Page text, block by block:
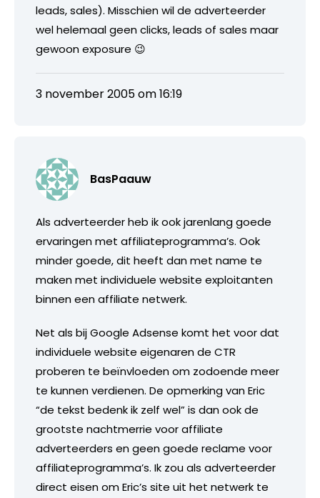
leads, sales). Misschien wil de adverteerder
wel helemaal geen clicks, leads of sales maar
gewoon exposure 😉
3 november 2005 om 16:19
BasPaauw
Als adverteerder heb ik ook jarenlang goede
ervaringen met affiliateprogramma’s. Ook
minder goede, dit heeft dan met name te
maken met individuele website exploitanten
binnen een affiliate netwerk.
Net als bij Google Adsense komt het voor dat
individuele website eigenaren de CTR
proberen te beïnvloeden om zodoende meer
te kunnen verdienen. De opmerking van Eric
“de tekst bedenk ik zelf wel” is dan ook de
grootste nachtmerrie voor affiliate
adverteerders en geen goede reclame voor
affiliateprogramma’s. Ik zou als adverteerder
direct eisen om Eric’s site uit het netwerk te